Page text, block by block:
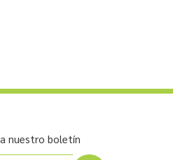
nuestro boletín